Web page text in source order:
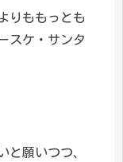
りももっとも
スケ・サンタ
と願いつつ、